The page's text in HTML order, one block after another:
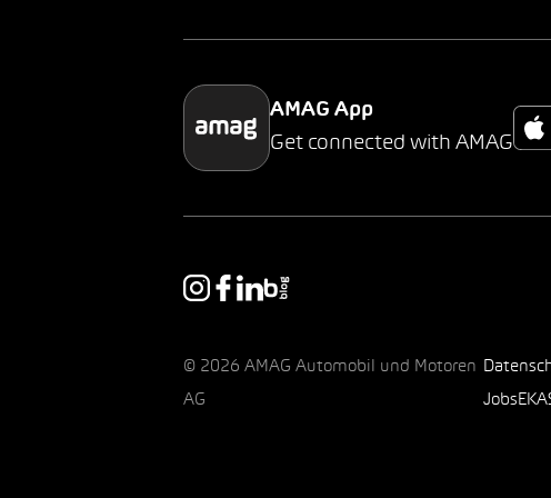
AMAG App
Get connected with AMAG
© 2026 AMAG Automobil und Motoren
AG Jobs